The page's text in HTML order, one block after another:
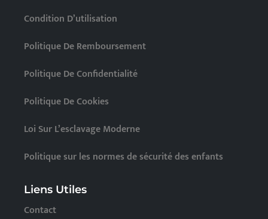
Condition D’utilisation
Politique De Remboursement
Politique De Confidentialité
Politique De Cookies
Loi Sur L’esclavage Moderne
Politique sur les normes de sécurité des enfants
Liens Utiles
Contact